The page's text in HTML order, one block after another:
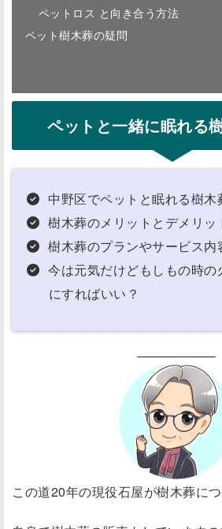
ペットロス と向き合う方法
ペット樹木葬の疑問
ペットと一緒に眠れる
中野区でペットと眠れる樹木
樹木葬のメリットとデメリッ
樹木葬のプランやサービス内
今は元気だけどもしもの時の
にすればいい？
この道20年の現役石屋が樹木葬につ